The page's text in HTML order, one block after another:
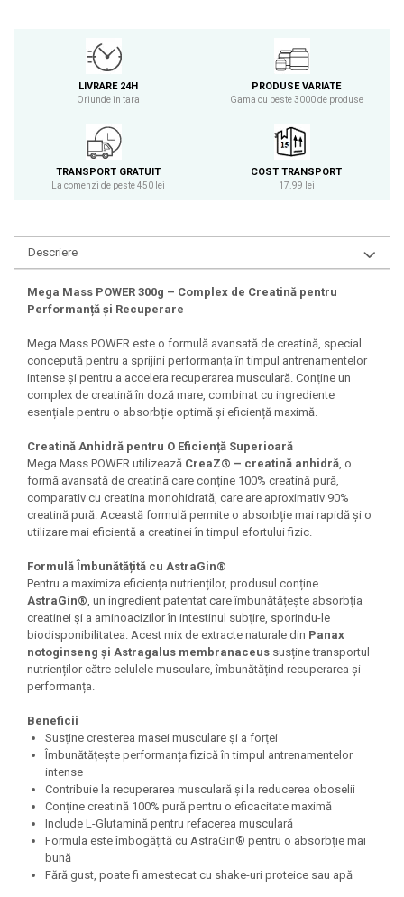
Power System
Puritan`s Pride
Raw Nutrition
Rich Piana 5% Nutrition
RIPT
Scitec
Skill Nutrition
Smart Shake
Swanson
Under Armour
Universal
Vitargo
Weider
Zenana
LIVRARE 24H
Oriunde in tara
PRODUSE VARIATE
Gama cu peste 3000 de produse
TRANSPORT GRATUIT
La comenzi de peste 450 lei
COST TRANSPORT
17.99 lei
Descriere
Mega Mass POWER 300g – Complex de Creatină pentru
Performanță și Recuperare
Mega Mass POWER este o formulă avansată de creatină, special
concepută pentru a sprijini performanța în timpul antrenamentelor
intense și pentru a accelera recuperarea musculară. Conține un
complex de creatină în doză mare, combinat cu ingrediente
esențiale pentru o absorbție optimă și eficiență maximă.
Creatină Anhidră pentru O Eficiență Superioară
Mega Mass POWER utilizează CreaZ® – creatină anhidră , o
formă avansată de creatină care conține 100% creatină pură,
comparativ cu creatina monohidrată, care are aproximativ 90%
creatină pură. Această formulă permite o absorbție mai rapidă și o
utilizare mai eficientă a creatinei în timpul efortului fizic.
Formulă Îmbunătățită cu AstraGin®
Pentru a maximiza eficiența nutrienților, produsul conține
AstraGin® , un ingredient patentat care îmbunătățește absorbția
creatinei și a aminoacizilor în intestinul subțire, sporindu-le
biodisponibilitatea. Acest mix de extracte naturale din Panax
notoginseng și Astragalus membranaceus susține transportul
nutrienților către celulele musculare, îmbunătățind recuperarea și
performanța.
Beneficii
Susține creșterea masei musculare și a forței
Îmbunătățește performanța fizică în timpul antrenamentelor
intense
Contribuie la recuperarea musculară și la reducerea oboselii
Conține creatină 100% pură pentru o eficacitate maximă
Include L-Glutamină pentru refacerea musculară
Formula este îmbogățită cu AstraGin® pentru o absorbție mai
bună
Fără gust, poate fi amestecat cu shake-uri proteice sau apă